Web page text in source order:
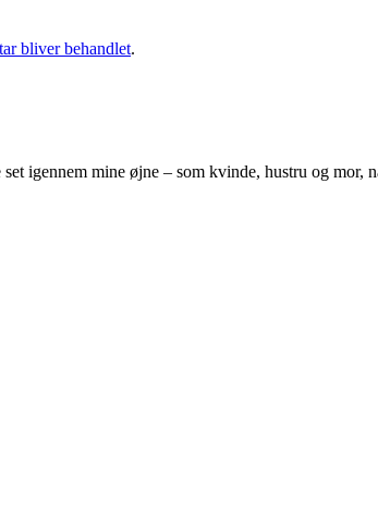
bliver behandlet.
igennem mine øjne – som kvinde, hustru og